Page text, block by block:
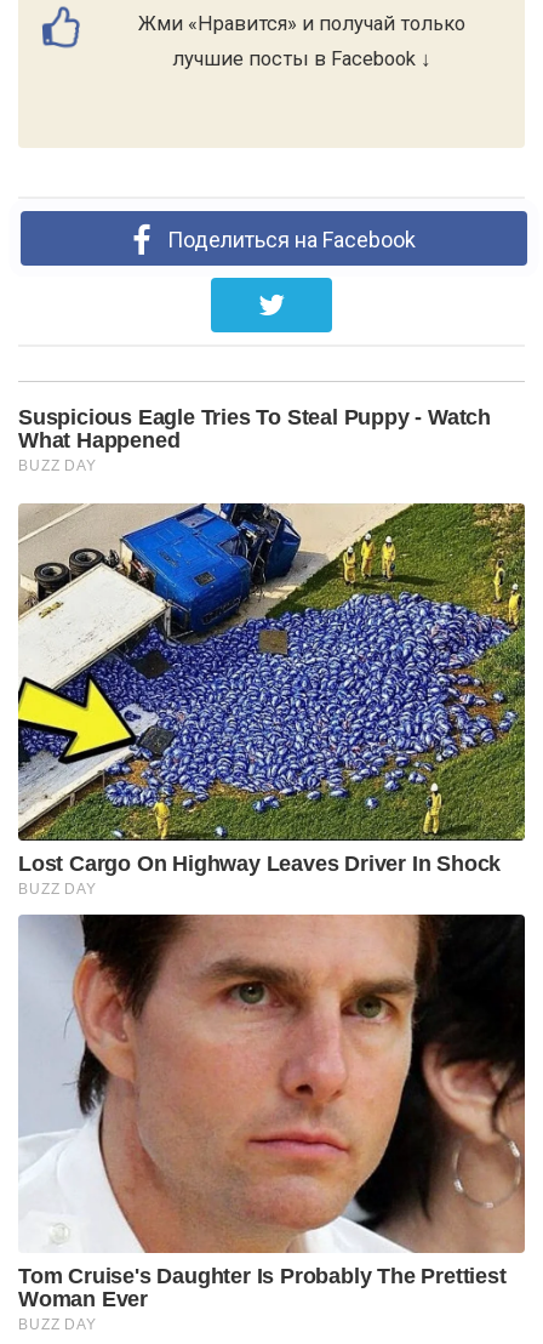
Жми «Нравится» и получай только
лучшие посты в Facebook ↓
Поделиться на Facebook